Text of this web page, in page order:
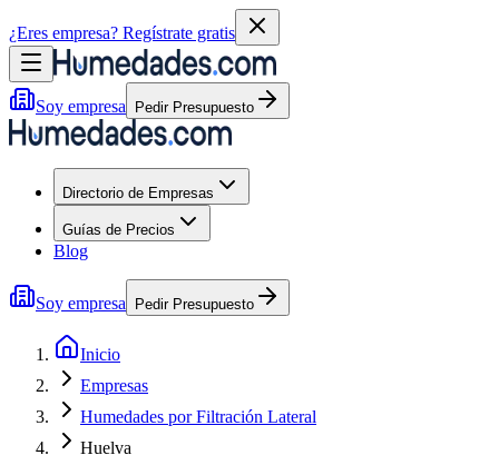
¿Eres empresa? Regístrate gratis
Soy empresa Pedir Presupuesto
Directorio de Empresas
Guías de Precios
Blog
Soy empresa Pedir Presupuesto
Inicio
Empresas
Humedades por Filtración Lateral
Huelva